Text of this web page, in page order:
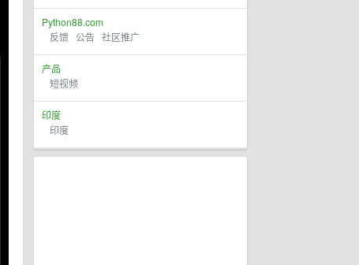
Python88.com
反馈 公告 社区推广
产品
短视频
印度
印度